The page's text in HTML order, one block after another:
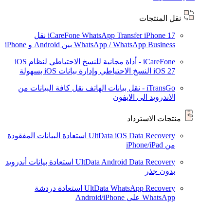
نقل المنتجات
iCareFone WhatsApp TransferiPhone 17
نقل
WhatsApp / WhatsApp Business بين Android و iPhone
iCareFone - أداة مجانية للنسخ الاحتياطي لنظام iOS
iOS 27 النسخ الاحتياطي وإدارة بيانات iOS بسهولة
iTransGo - نقل بيانات الهاتف
نقل كافة البيانات من
الاندرويد الى الايفون
منتجات الاسترداد
UltData iOS Data Recovery استعادة البيانات المفقودة
من iPhone/iPad
UltData Android Data Recovery استعادة بيانات أندرويد
بدون جذر
UltData WhatsApp Recovery استعادة دردشة
WhatsApp على Android/iPhone